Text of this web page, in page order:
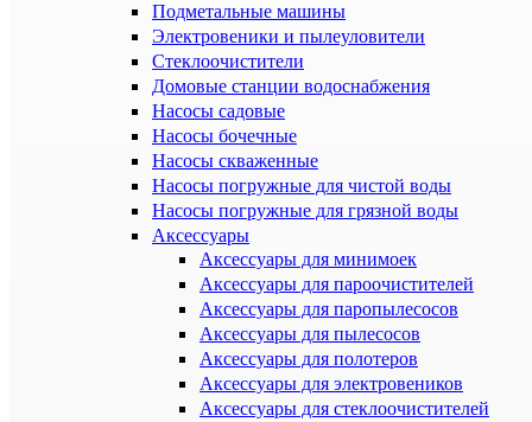
Подметальные машины
Электровеники и пылеуловители
Стеклоочистители
Домовые станции водоснабжения
Насосы садовые
Насосы бочечные
Насосы скваженные
Насосы погружные для чистой воды
Насосы погружные для грязной воды
Аксессуары
Аксессуары для минимоек
Аксессуары для пароочистителей
Аксессуары для паропылесосов
Аксессуары для пылесосов
Аксессуары для полотеров
Аксессуары для электровеников
Аксессуары для стеклоочистителей